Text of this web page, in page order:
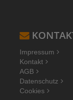
Impressum
Kontakt
AGB
Datenschutz
Cookies